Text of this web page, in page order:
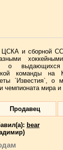
ЦСКА и сборной
о
команды
`Известия`, о
чемпионата мира и
Продавец
bear